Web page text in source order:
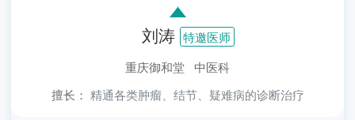
刘涛 特邀医师
重庆御和堂 中医科
擅长： 精通各类肿瘤、结节、疑难病的诊断治疗